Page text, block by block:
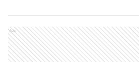
Ads